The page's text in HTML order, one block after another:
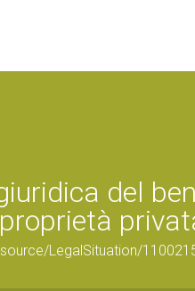
del
LegalSituation/